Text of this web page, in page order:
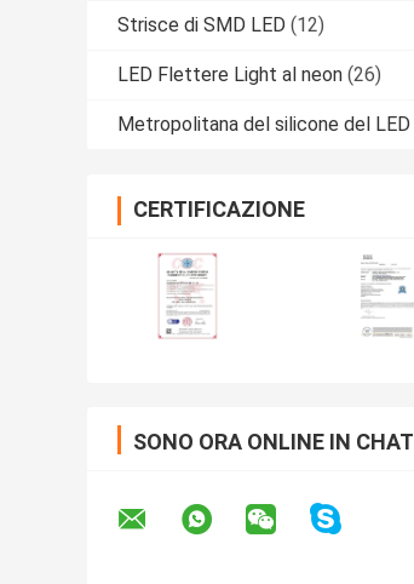
Strisce di SMD LED (12)
LED Flettere Light al neon (26)
Metropolitana del silicone del LED
CERTIFICAZIONE
SONO ORA ONLINE IN CHAT